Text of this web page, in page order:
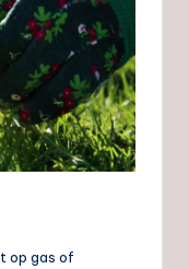
op gas of